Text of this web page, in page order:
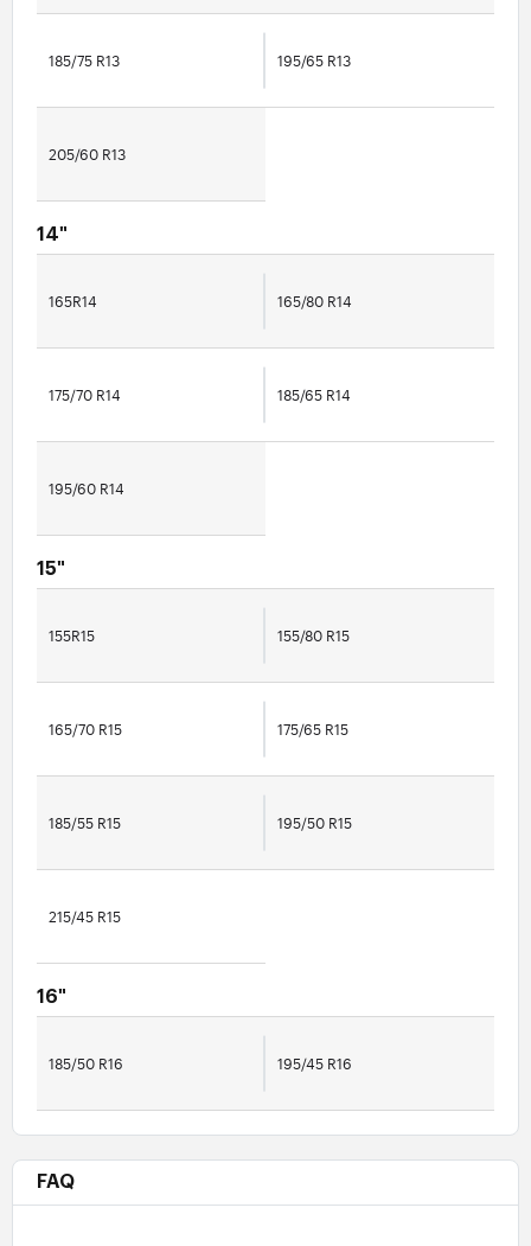
185/75 R13 195/65 R13
205/60 R13
14"
165R14 165/80 R14
175/70 R14 185/65 R14
195/60 R14
15"
155R15 155/80 R15
165/70 R15 175/65 R15
185/55 R15 195/50 R15
215/45 R15
16"
185/50 R16 195/45 R16
FAQ